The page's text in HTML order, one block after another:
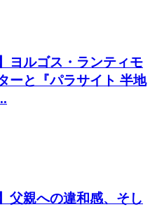
ヨルゴス・ランティモ
ーと『パラサイト 半地
父親への違和感、そし